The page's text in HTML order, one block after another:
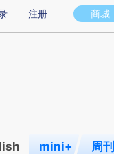
意图存在偏差。不代表财
商城
注册
mini+ 周刊